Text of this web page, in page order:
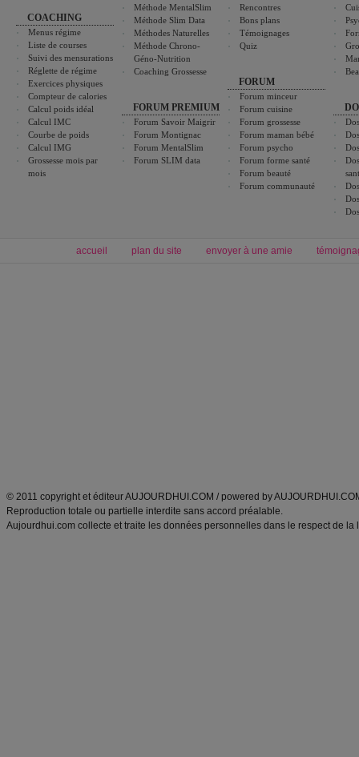
COACHING
Menus régime
Liste de courses
Suivi des mensurations
Réglette de régime
Exercices physiques
Compteur de calories
Calcul poids idéal
Calcul IMC
Courbe de poids
Calcul IMG
Grossesse mois par
mois
Méthode MentalSlim
Méthode Slim Data
Méthodes Naturelles
Méthode Chrono-
Géno-Nutrition
Coaching Grossesse
FORUM PREMIUM
Forum Savoir Maigrir
Forum Montignac
Forum MentalSlim
Forum SLIM data
Rencontres
Bons plans
Témoignages
Quiz
FORUM
Forum minceur
Forum cuisine
Forum grossesse
Forum maman bébé
Forum psycho
Forum forme santé
Forum beauté
Forum communauté
accueil plan du site envoyer à une amie
© 2011 copyright et éditeur AUJOURDHUI.COM / powered by
Reproduction totale ou partielle interdite sans accord préalable.
Aujourdhui.com collecte et traite les données personnelles dans le respect de